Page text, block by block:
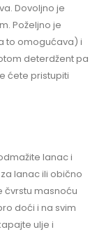
Dovoljno je
Poželjno je
to omogućava) i
deterdžent pa
ćete pristupiti
lanac i
lanac ili obično
čvrstu masnoću
doći i na svim
ulje i